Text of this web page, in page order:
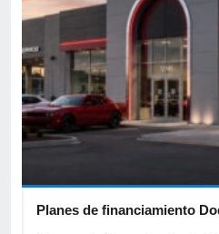
Planes de financiamiento